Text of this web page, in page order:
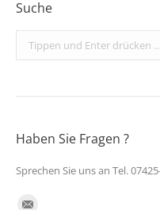
Suche
Search:
Haben Sie Fragen ?
Sprechen Sie uns an Tel.
Finden Sie uns auf: